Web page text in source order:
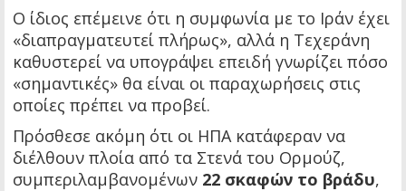
Ο ίδιος επέμεινε ότι η συμφωνία με το Ιράν έχει
«διαπραγματευτεί πλήρως», αλλά η Τεχεράνη
καθυστερεί να υπογράψει επειδή γνωρίζει πόσο
«σημαντικές» θα είναι οι παραχωρήσεις στις
οποίες πρέπει να προβεί.
Πρόσθεσε ακόμη ότι οι ΗΠΑ κατάφεραν να
διέλθουν πλοία από τα Στενά του Ορμούζ,
συμπεριλαμβανομένων 22 σκαφών το βράδυ,